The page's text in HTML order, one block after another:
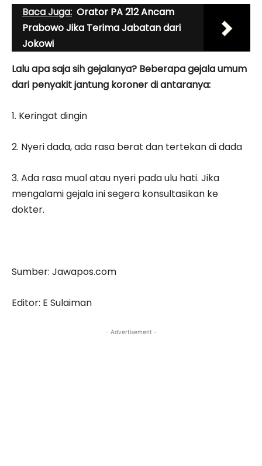
Baca Juga: Orator PA 212 Ancam
Prabowo Jika Terima Jabatan dari
Jokowi
Lalu apa saja sih gejalanya? Beberapa gejala umum
dari penyakit jantung koroner di antaranya:
1. Keringat dingin
2. Nyeri dada, ada rasa berat dan tertekan di dada
3. Ada rasa mual atau nyeri pada ulu hati. Jika
mengalami gejala ini segera konsultasikan ke
dokter.
Sumber: Jawapos.com
Editor: E Sulaiman
- Advertisement -